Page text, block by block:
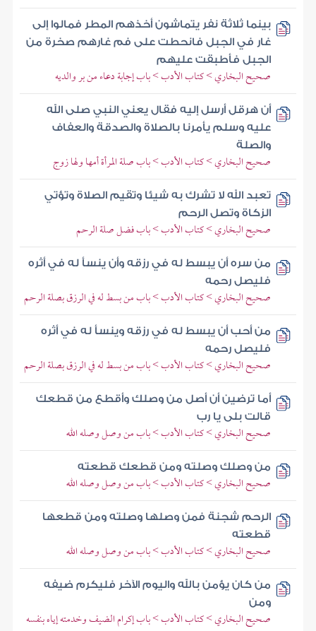
بينما ثلاثة نفر يتماشون أخذهم المطر فمالوا إلى
غار في الجبل فانحطت على فم غارهم صخرة من
الجبل فأطبقت عليهم
صحيح البخاري > كتاب الأدب > باب إجابة دعاء من بر والديه
أن هرقل أرسل إليه فقال يعني النبي صلى الله
عليه وسلم يأمرنا بالصلاة والصدقة والعفاف
والصلة
صحيح البخاري > كتاب الأدب > باب صلة المرأة أمها ولها زوج
تعبد الله لا تشرك به شيئا وتقيم الصلاة وتؤتي
الزكاة وتصل الرحم
صحيح البخاري > كتاب الأدب > باب فضل صلة الرحم
من سره أن يبسط له في رزقه وأن ينسأ له في أثره
فليصل رحمه
صحيح البخاري > كتاب الأدب > باب من بسط له في الرزق بصلة الرحم
من أحب أن يبسط له في رزقه وينسأ له في أثره
فليصل رحمه
صحيح البخاري > كتاب الأدب > باب من بسط له في الرزق بصلة الرحم
أما ترضين أن أصل من وصلك وأقطع من قطعك
قالت بلى يا رب
صحيح البخاري > كتاب الأدب > باب من وصل وصله الله
من وصلك وصلته ومن قطعك قطعته
صحيح البخاري > كتاب الأدب > باب من وصل وصله الله
الرحم شجنة فمن وصلها وصلته ومن قطعها
قطعته
صحيح البخاري > كتاب الأدب > باب من وصل وصله الله
من كان يؤمن بالله واليوم الآخر فليكرم ضيفه
ومن
صحيح البخاري > كتاب الأدب > باب إكرام الضيف وخدمته إياه بنفسه